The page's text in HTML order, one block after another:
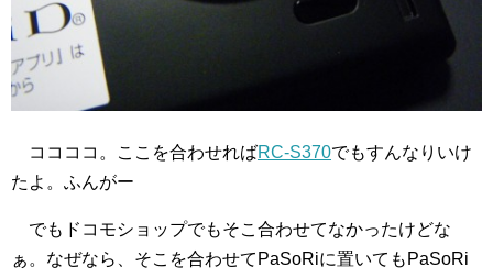
ココココ。ここを合わせればRC-S370でもすんなりいけ
たよ。ふんがー
でもドコモショップでもそこ合わせてなかったけどな
ぁ。なぜなら、そこを合わせてPaSoRiに置いてもPaSoRi